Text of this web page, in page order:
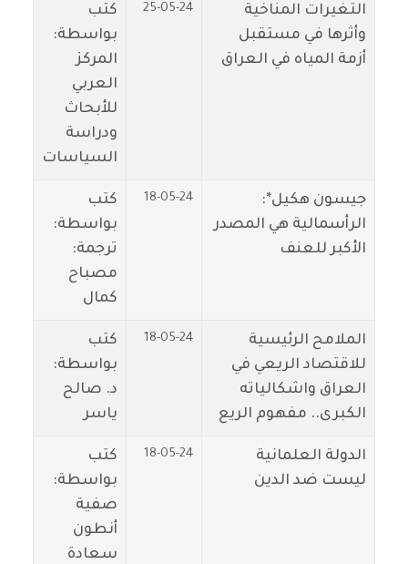
التغيرات المناخية
وأثرها في مستقبل
أزمة المياه في العراق
25-05-24
كتب
بواسطة:
المركز
العربي
للأبحاث
ودراسة
السياسات
جيسون هكيل*:
الرأسمالية هي المصدر
الأكبر للعنف
18-05-24
كتب
بواسطة:
ترجمة:
مصباح
كمال
الملامح الرئيسية
للاقتصاد الريعي في
العراق واشكالياته
الكبرى.. مفهوم الريع
18-05-24
كتب
بواسطة:
د. صالح
ياسر
الدولة العلمانية
ليست ضد الدين
18-05-24
كتب
بواسطة:
صفية
أنطون
سعادة